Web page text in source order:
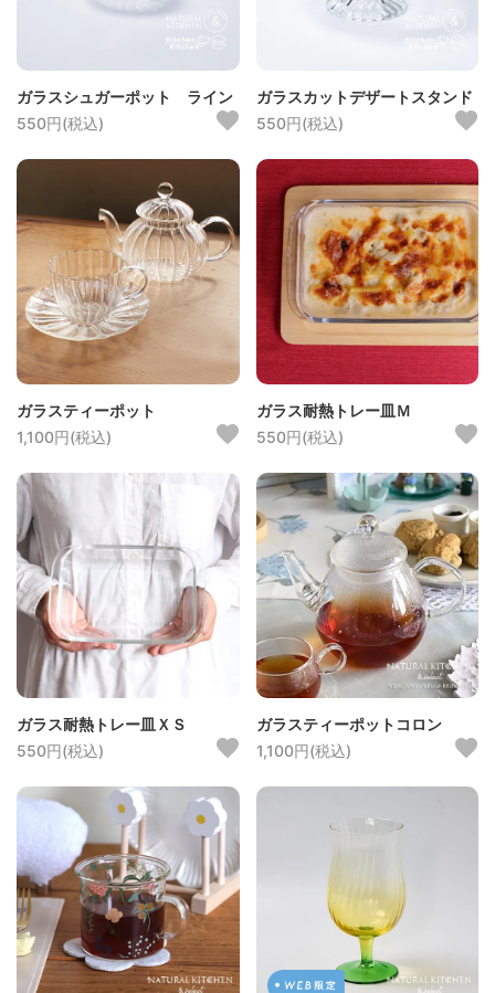
ガラスシュガーポット ライン
550円(税込)
ガラスカットデザートスタンド
550円(税込)
ガラスティーポット
1,100円(税込)
ガラス耐熱トレー皿Ｍ
550円(税込)
ガラス耐熱トレー皿ＸＳ
550円(税込)
ガラスティーポットコロン
1,100円(税込)